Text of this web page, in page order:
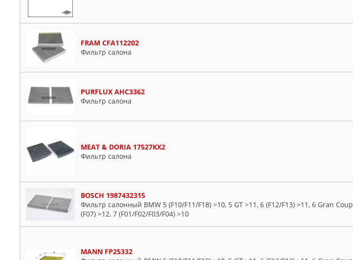
FRAM CFA112202
Фильтр салона
PURFLUX AHC3362
Фильтр салона
MEAT & DORIA 17527KX2
Фильтр салона
BOSCH 1987432315
Фильтр салонный BMW 5 (F10/F11/F18) >10, 5 GT >11, 6 (F12/F13) >11, 6 Gran Coup
(F07) >12, 7 (F01/F02/F03/F04) >10
MANN FP25332